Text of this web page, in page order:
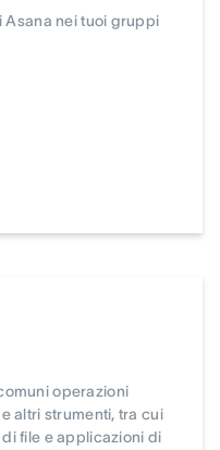
Asana nei tuoi gruppi
operazioni
altri strumenti, tra cui
file e applicazioni di